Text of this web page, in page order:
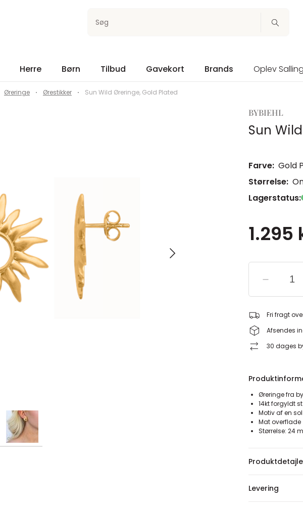
Søg
Herre Børn Tilbud Gavekort Brands Oplev
Øreringe Ørestikker Sun Wild Øreringe, Gold Plated
BYBIEHL
Sun
Farve: Gold
Størrelse:
Lagerstatus:
1.295
Fri fragt
Afsendes
30 dages
Øreringe fra
14kt forgyldt
Motiv af en sol
Mat overflade
Størrelse: 24
Levering